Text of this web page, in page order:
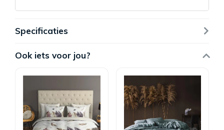
Specificaties
Ook iets voor jou?